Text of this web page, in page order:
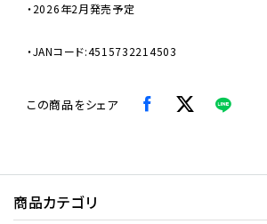
・2026年2月発売予定
・JANコード:4515732214503
この商品をシェア
商品カテゴリ